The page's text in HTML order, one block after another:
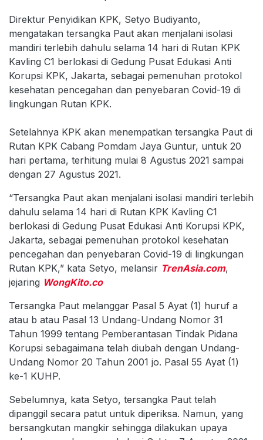
Direktur Penyidikan KPK, Setyo Budiyanto,
mengatakan tersangka Paut akan menjalani isolasi
mandiri terlebih dahulu selama 14 hari di Rutan KPK
Kavling C1 berlokasi di Gedung Pusat Edukasi Anti
Korupsi KPK, Jakarta, sebagai pemenuhan protokol
kesehatan pencegahan dan penyebaran Covid-19 di
lingkungan Rutan KPK.
Setelahnya KPK akan menempatkan tersangka Paut di
Rutan KPK Cabang Pomdam Jaya Guntur, untuk 20
hari pertama, terhitung mulai 8 Agustus 2021 sampai
dengan 27 Agustus 2021.
“Tersangka Paut akan menjalani isolasi mandiri terlebih
dahulu selama 14 hari di Rutan KPK Kavling C1
berlokasi di Gedung Pusat Edukasi Anti Korupsi KPK,
Jakarta, sebagai pemenuhan protokol kesehatan
pencegahan dan penyebaran Covid-19 di lingkungan
Rutan KPK,” kata Setyo, melansir TrenAsia.com,
jejaring WongKito.co
Tersangka Paut melanggar Pasal 5 Ayat (1) huruf a
atau b atau Pasal 13 Undang-Undang Nomor 31
Tahun 1999 tentang Pemberantasan Tindak Pidana
Korupsi sebagaimana telah diubah dengan Undang-
Undang Nomor 20 Tahun 2001 jo. Pasal 55 Ayat (1)
ke-1 KUHP.
Sebelumnya, kata Setyo, tersangka Paut telah
dipanggil secara patut untuk diperiksa. Namun, yang
bersangkutan mangkir sehingga dilakukan upaya